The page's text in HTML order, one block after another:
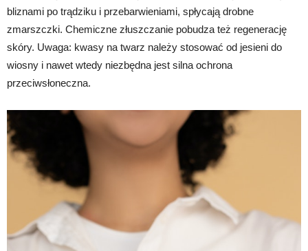
bliznami po trądziku i przebarwieniami, spłycają drobne
zmarszczki. Chemiczne złuszczanie pobudza też regenerację
skóry. Uwaga: kwasy na twarz należy stosować od jesieni do
wiosny i nawet wtedy niezbędna jest silna ochrona
przeciwsłoneczna.